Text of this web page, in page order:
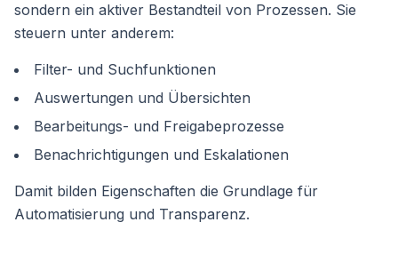
sondern ein aktiver Bestandteil von Prozessen. Sie
steuern unter anderem:
Filter- und Suchfunktionen
Auswertungen und Übersichten
Bearbeitungs- und Freigabeprozesse
Benachrichtigungen und Eskalationen
Damit bilden Eigenschaften die Grundlage für
Automatisierung und Transparenz.